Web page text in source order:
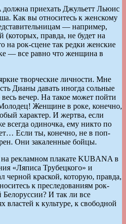
приехать Джульетт Льюис
Как вы относитесь к женскому
— например,
правда, не будет на
на рок-сцене так редки женские
— все равно что женщина в
творческие личности. Мне
Дианы давать иногда сольные
вечер. На такое может пойти
Женщине в роке, конечно,
характер. И жертва, если
всегда одиночка, ему никто по
Если ты, конечно, не в поп-
Они закаленные бойцы.
рекламном плакате KUBANA в
«Ляписа Трубецкого» и
черной краской, которую, правда,
к преследованиям рок-
И так ли все
властей к культуре, к свободной